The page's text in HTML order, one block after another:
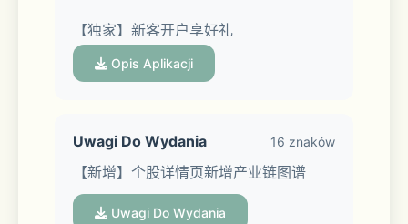
【独家】新客开户享好礼
开户即送level2、6.88%新客专享理财、
线1年体验券、MACD专家一年体验券。
（新客户可下载最新版APP，在“招商证
券APP-我的”参与活动，领取价值约千元
Opis Aplikacji
Uwagi Do Wydania 16 znaków
【新增】个股详情页新增产业链图谱
Uwagi Do Wydania